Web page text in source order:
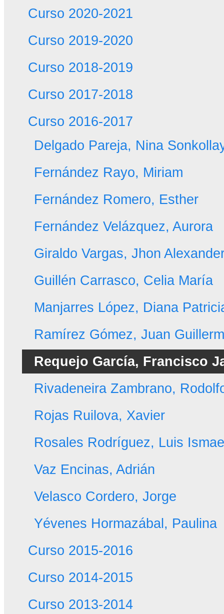
Curso 2020-2021
Curso 2019-2020
Curso 2018-2019
Curso 2017-2018
Curso 2016-2017
Delgado Pareja, Nina
Fernández Rayo, Miriam
Fernández Romero, Esther
Fernández Velázquez, Aurora
Giraldo Vargas, Jhon
Guillén Carrasco, Celia María
Manjarres López, Diana
Ramírez Gómez, Juan
Requejo García, Francisco
Rivadeneira Zambrano,
Rojas Ruilova, Xavier
Rosales Rodríguez, Luis
Vaz Encinas, Adrián
Velasco Cordero, Jorge
Yévenes Hormazábal, Paulina
Curso 2015-2016
Curso 2014-2015
Curso 2013-2014